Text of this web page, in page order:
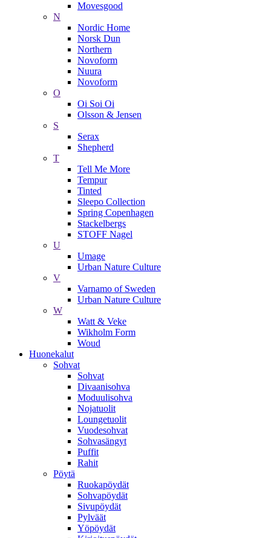
Movesgood
N
Nordic Home
Norsk Dun
Northern
Novoform
Nuura
Novoform
O
Oi Soi Oi
Olsson & Jensen
S
Serax
Shepherd
T
Tell Me More
Tempur
Tinted
Sleepo Collection
Spring Copenhagen
Stackelbergs
STOFF Nagel
U
Umage
Urban Nature Culture
V
Varnamo of Sweden
Urban Nature Culture
W
Watt & Veke
Wikholm Form
Woud
Huonekalut
Sohvat
Sohvat
Divaanisohva
Moduulisohva
Nojatuolit
Loungetuolit
Vuodesohvat
Sohvasängyt
Puffit
Rahit
Pöytä
Ruokapöydät
Sohvapöydät
Sivupöydät
Pylväät
Yöpöydät